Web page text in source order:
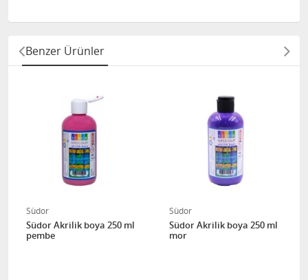
Benzer Ürünler
Südor
Südor Akrilik boya 250 ml
pembe
Südor
Südor Akrilik boya 250 ml
mor